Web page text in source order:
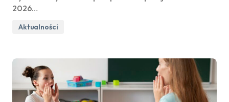
2026…
Aktualności